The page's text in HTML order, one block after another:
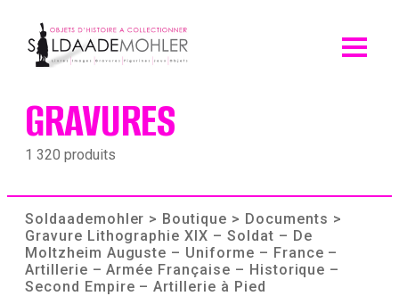
content
GRAVURES
1 320 produits
Soldaademohler > Boutique > Documents >
Gravure Lithographie XIX – Soldat – De
Moltzheim Auguste – Uniforme – France –
Artillerie – Armée Française – Historique –
Second Empire – Artillerie à Pied